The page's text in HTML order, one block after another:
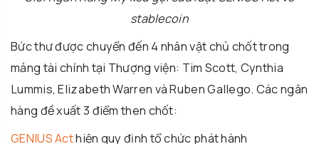
stablecoin
Bức thư được chuyển đến 4 nhân vật chủ chốt trong
mảng tài chính tại Thượng viện: Tim Scott, Cynthia
Lummis, Elizabeth Warren và Ruben Gallego. Các ngân
hàng đề xuất 3 điểm then chốt:
GENIUS Acthiện quy định tổ chức phát hành